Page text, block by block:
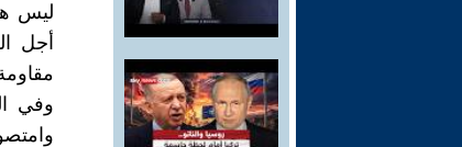
ليس
أجل
وفي